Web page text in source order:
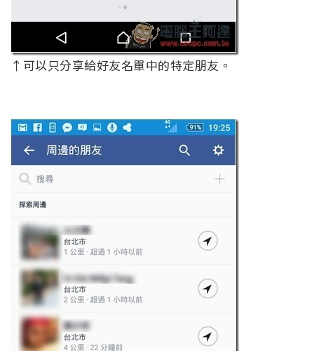
↑可以只分享給好友名單中的特定朋友。